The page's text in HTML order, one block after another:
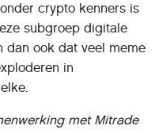
crypto kenners is
subgroep digitale
dan ook dat veel meme
in
met Mitrade